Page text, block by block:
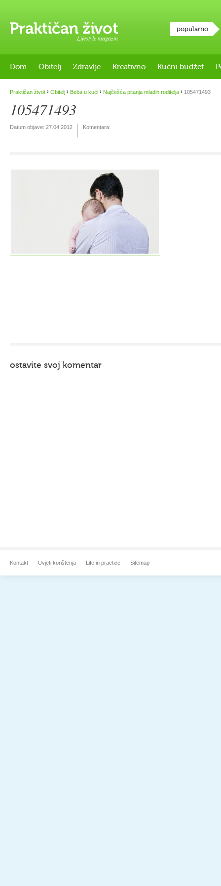
Lifestyle magazin
popularno
Dom Obitelj Zdravlje Kreativno Kućni budžet
Praktičan život › Obitelj › Beba u kući › Najčešća pitanja mladih roditelja › 105471493
105471493
Datum objave: 27.04.2012 Komentara:
ostavite svoj komentar
Kontakt Uvjeti korištenja Life in practice Sitemap